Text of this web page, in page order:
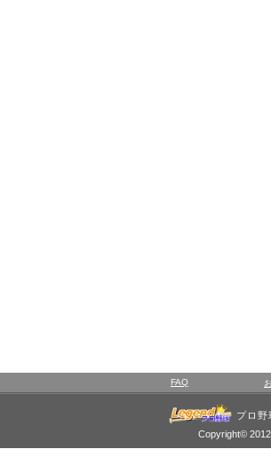
FAQ
プロ
Copyright©